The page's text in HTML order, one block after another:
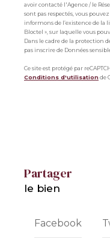
avoir contacté l'Agence / le
sont pas respectés, vous
informons de l’existence de
Bloctel », sur laquelle vous
Dans le cadre de la protection
pas inscrire de Données
Ce site est protégé par
Conditions d'utilisationde
partager
le bien
Facebook